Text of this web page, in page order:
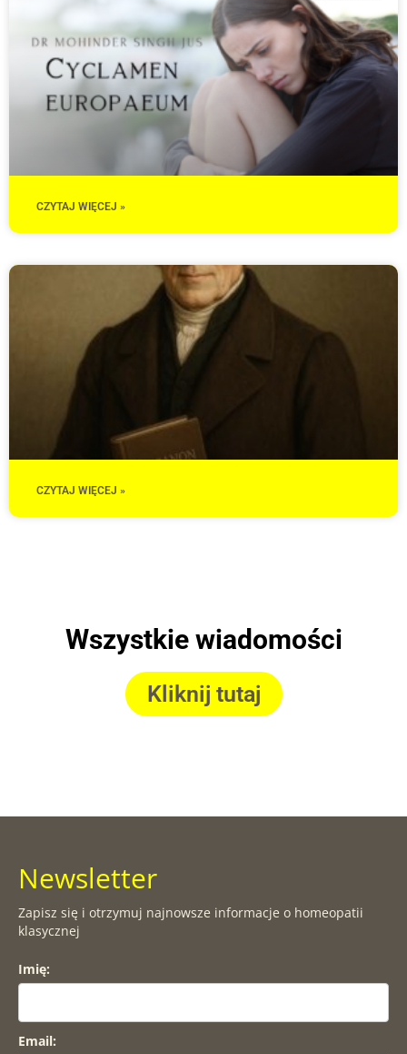
CZYTAJ WIĘCEJ »
CZYTAJ WIĘCEJ »
Wszystkie wiadomości
Kliknij tutaj
Newsletter
Zapisz się i otrzymuj najnowsze informacje o homeopatii
klasycznej
Imię:
Email: